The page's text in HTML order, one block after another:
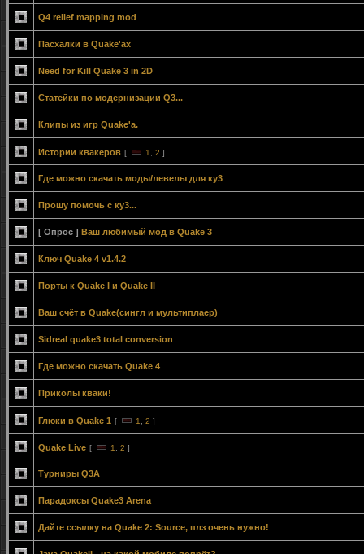
Q4 relief mapping mod
Пасхалки в Quake'ах
Need for Kill Quake 3 in 2D
Статейки по модернизации Q3...
Клипы из игр Quake'а.
Истории квакеров [ 1 2 ]
Где можно скачать моды/левелы для ку3
Прошу помочь с ку3...
[ Опрос ] Ваш любимый мод в Quake 3
Ключ Quake 4 v1.4.2
Порты к Quake I и Quake II
Ваш счёт в Quake(сингл и мультиплаер)
Sidreal quake3 total conversion
Где можно скачать Quake 4
Приколы кваки!
Глюки в Quake 1 [ 1 2 ]
Quake Live [ 1 2 ]
Турниры Q3A
Парадоксы Quake3 Arena
Дайте ссылку на Quake 2: Source, плз очень нужно!